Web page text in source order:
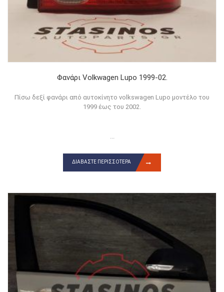
Φανάρι Volkwagen Lupo 1999-02.
Πίσω δεξί φανάρι από αυτοκίνητο volkswagen Lupo μοντέλο του
1999 έως του 2002.
...
ΔΙΑΒΆΣΤΕ ΠΕΡΙΣΣΌΤΕΡΑ